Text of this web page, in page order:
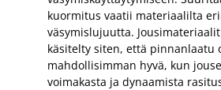
kuormitus vaatii materiaalilta
väsymislujuutta.
käsitelty siten, että pinnanlaatu
mahdollisimman hyvä, kun
voimakasta ja dynaamista